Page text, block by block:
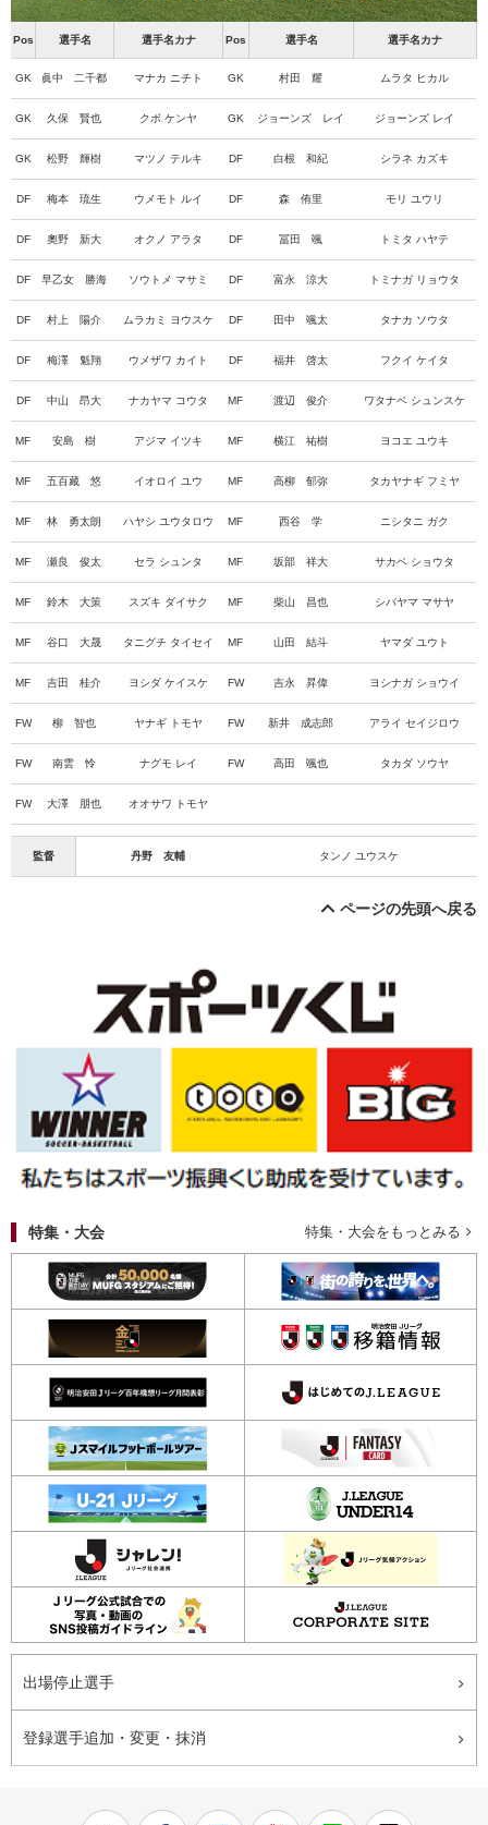
Pos 選手名 選手名カナ Pos 選手名 選手名カナ
GK 眞中 二千都 マナカ ニチト GK 村田 耀 ムラタ ヒカル
GK 久保 賢也 クボ ケンヤ GK ジョーンズ レイ ジョーンズ レイ
GK 松野 輝樹 マツノ テルキ DF 白根 和紀 シラネ カズキ
DF 梅本 琉生 ウメモト ルイ DF 森 侑里 モリ ユウリ
DF 奧野 新大 オクノ アラタ DF 冨田 颯 トミタ ハヤテ
DF 早乙女 勝海 ソウトメ マサミ DF 富永 涼大 トミナガ リョウタ
DF 村上 陽介 ムラカミ ヨウスケ DF 田中 颯太 タナカ ソウタ
DF 梅澤 魁翔 ウメザワ カイト DF 福井 啓太 フクイ ケイタ
DF 中山 昂大 ナカヤマ コウタ MF 渡辺 俊介 ワタナベ シュンスケ
MF 安島 樹 アジマ イツキ MF 横江 祐樹 ヨコエ ユウキ
MF 五百藏 悠 イオロイ ユウ MF 高柳 郁弥 タカヤナギ フミヤ
MF 林 勇太朗 ハヤシ ユウタロウ MF 西谷 学 ニシタニ ガク
MF 瀬良 俊太 セラ シュンタ MF 坂部 祥大 サカベ ショウタ
MF 鈴木 大策 スズキ ダイサク MF 柴山 昌也 シバヤマ マサヤ
MF 谷口 大晟 タニグチ タイセイ MF 山田 結斗 ヤマダ ユウト
MF 吉田 桂介 ヨシダ ケイスケ FW 吉永 昇偉 ヨシナガ ショウイ
FW 柳 智也 ヤナギ トモヤ FW 新井 成志郎 アライ セイジロウ
FW 南雲 怜 ナグモ レイ FW 高田 颯也 タカダ ソウヤ
FW 大澤 朋也 オオサワ トモヤ
監督 丹野 友輔 タンノ ユウスケ
ページの先頭へ戻る
特集・大会 特集・大会をもっとみる
出場停止選手
登録選手追加・変更・抹消